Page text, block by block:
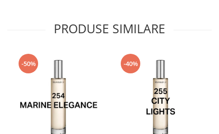
PRODUSE SIMILARE
-50% -40%